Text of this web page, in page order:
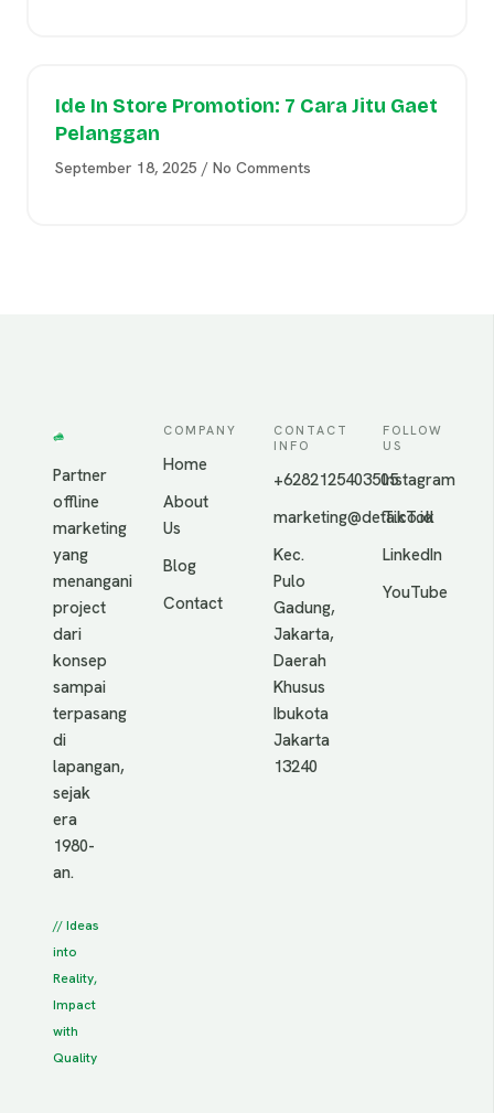
Ide In Store Promotion: 7 Cara Jitu Gaet
Pelanggan
September 18, 2025 No Comments
Partner
offline
marketing
yang
menangani
project
dari
konsep
sampai
terpasang
di
lapangan,
sejak
era
1980-
an.
// Ideas
into
Reality,
Impact
with
Quality
COMPANY
Home
About
Us
Blog
Contact
CONTACT
INFO
+6282125403505
marketing@deta.co.id
Kec.
Pulo
Gadung,
Jakarta,
Daerah
Khusus
Ibukota
Jakarta
13240
FOLLOW
US
Instagram
TikTok
LinkedIn
YouTube